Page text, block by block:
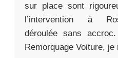
sur place sont
l’intervention à
déroulée sans
Remorquage Voiture, je